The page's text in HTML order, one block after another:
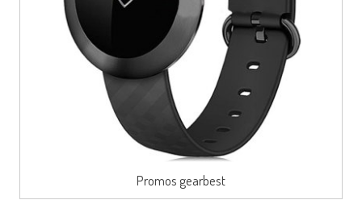
Promos gearbest